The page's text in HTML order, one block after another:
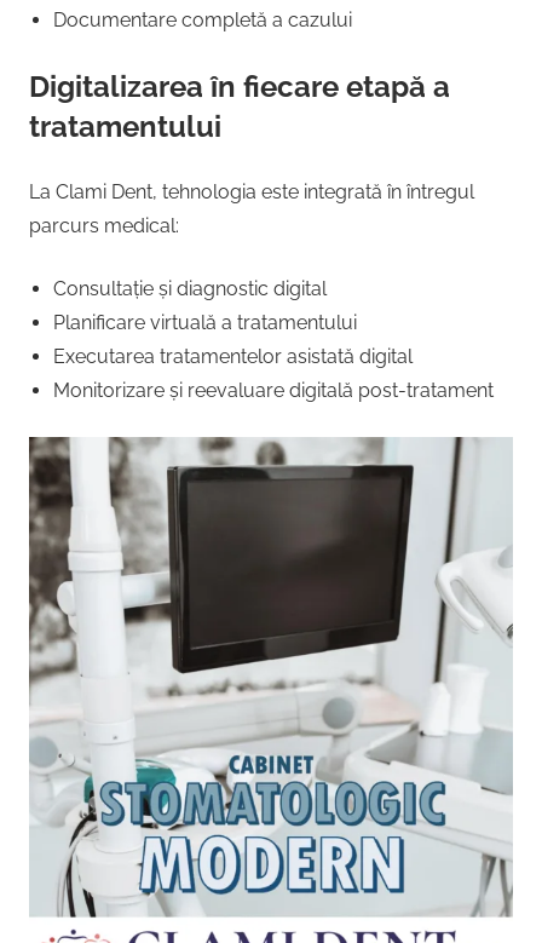
Documentare completă a cazului
Digitalizarea în fiecare etapă a
tratamentului
La Clami Dent, tehnologia este integrată în întregul
parcurs medical:
Consultație și diagnostic digital
Planificare virtuală a tratamentului
Executarea tratamentelor asistată digital
Monitorizare și reevaluare digitală post-tratament